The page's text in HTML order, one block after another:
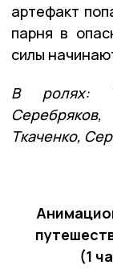
артефакт
парня в
силы
В ролях:
Ткаченко,
(1